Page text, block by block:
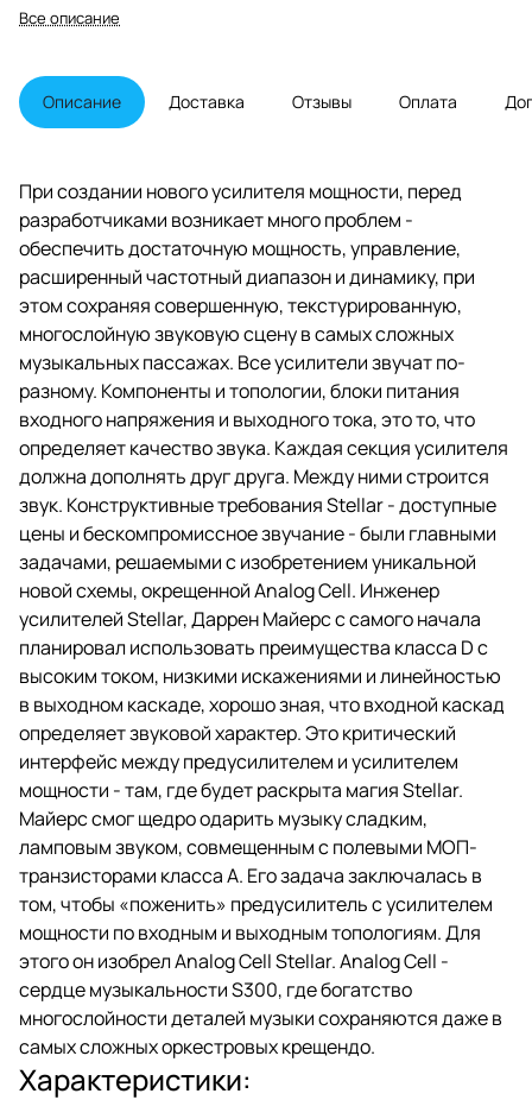
связью, Class A MOSFET,
настроенную вручную для
микродинамики, не жертвуя
макродинамикой на самой
громкой музыке. Для всех, кто
представляет собой прорывную
производительность при
«земном» ценообразовании.
Все описание
Описание Доставка Отзывы Оплата
При создании нового усилителя мощности, перед
разработчиками возникает много проблем -
обеспечить достаточную мощность, управление,
расширенный частотный диапазон и динамику, при
этом сохраняя совершенную, текстурированную,
многослойную звуковую сцену в самых сложных
музыкальных пассажах. Все усилители звучат по-
разному. Компоненты и топологии, блоки питания
входного напряжения и выходного тока, это то, что
определяет качество звука. Каждая секция усилителя
должна дополнять друг друга. Между ними строится
звук. Конструктивные требования Stellar - доступные
цены и бескомпромиссное звучание - были главными
задачами, решаемыми с изобретением уникальной
новой схемы, окрещенной Analog Cell. Инженер
усилителей Stellar, Даррен Майерс с самого начала
планировал использовать преимущества класса D с
высоким током, низкими искажениями и линейностью
в выходном каскаде, хорошо зная, что входной каскад
определяет звуковой характер. Это критический
интерфейс между предусилителем и усилителем
мощности - там, где будет раскрыта магия Stellar.
Майерс смог щедро одарить музыку сладким,
ламповым звуком, совмещенным с полевыми МОП-
транзисторами класса А. Его задача заключалась в
том, чтобы «поженить» предусилитель с усилителем
мощности по входным и выходным топологиям. Для
этого он изобрел Analog Cell Stellar. Analog Cell -
сердце музыкальности S300, где богатство
многослойности деталей музыки сохраняются даже в
самых сложных оркестровых крещендо.
Характеристики: